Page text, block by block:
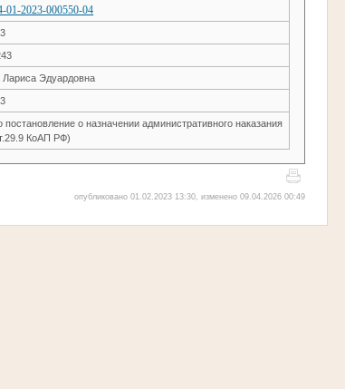
01-2023-000550-04
Лариса Эдуардовна
постановление о назначении административного наказания
КоАП РФ)
опубликовано 01.02.2023 13:30, изменено 09.04.2026 00:49